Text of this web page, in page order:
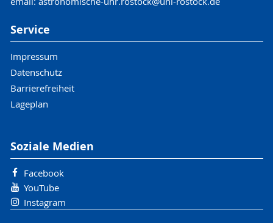
Service
Impressum
Datenschutz
Barrierefreiheit
Lageplan
Soziale Medien
Facebook
YouTube
Instagram